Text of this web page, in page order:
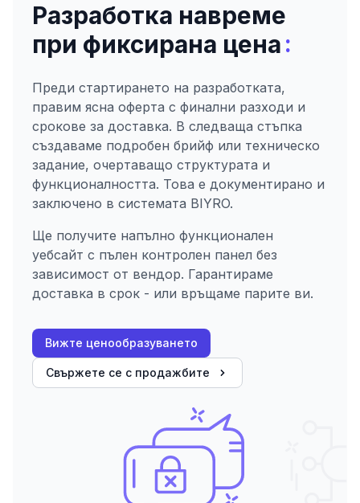
Разработка навреме
при фиксирана цена:
Преди стартирането на разработката,
правим ясна оферта с финални разходи и
срокове за доставка. В следваща стъпка
създаваме подробен брийф или техническо
задание, очертаващо структурата и
функционалността. Това е документирано и
заключено в системата BIYRO.
Ще получите напълно функционален
уебсайт с пълен контролен панел без
зависимост от вендор. Гарантираме
доставка в срок - или връщаме парите ви.
Вижте ценообразуването
Свържете се с продажбите